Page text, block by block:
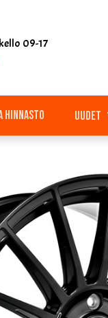
09-17
hinnasto Uudet